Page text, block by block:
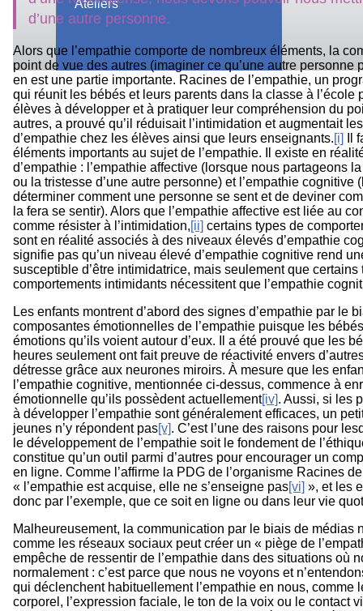
Ateliers
d’une autre personne.
Alors que l’empathie comporte de nombreux éléments, la
point de vue des autres (imaginer ce qu’une autre personne
en est une partie importante. Racines de l’empathie, un
qui réunit les bébés et leurs parents dans la classe à l’école
élèves à développer et à pratiquer leur compréhension du
autres, a prouvé qu’il réduisait l’intimidation et augmentait
d’empathie chez les élèves ainsi que leurs enseignants.[i]
Il
éléments importants au sujet de l’empathie. Il existe en
d’empathie : l’empathie affective (lorsque nous partageons
ou la tristesse d’une autre personne) et l’empathie cognitive
déterminer comment une personne se sent et de deviner
la fera se sentir). Alors que l’empathie affective est liée au
comme résister à l’intimidation,[ii] certains types de
sont en réalité associés à des niveaux élevés d’empathie
signifie pas qu’un niveau élevé d’empathie cognitive rend
susceptible d’être intimidatrice, mais seulement que certains
comportements intimidants nécessitent que l’empathie
Les enfants montrent d’abord des signes d’empathie par le
composantes émotionnelles de l’empathie puisque les
émotions qu’ils voient autour d’eux. Il a été prouvé que les
heures seulement ont fait preuve de réactivité envers
détresse grâce aux neurones miroirs. À mesure que les
l’empathie cognitive, mentionnée ci-dessus, commence à
émotionnelle qu’ils possèdent actuellement[iv]. Aussi, si les
à développer l’empathie sont généralement efficaces, un
jeunes n’y répondent pas[v]. C’est l’une des raisons pour
le développement de l’empathie soit le fondement de
constitue qu’un outil parmi d’autres pour encourager un
en ligne. Comme l’affirme la PDG de l’organisme Racines
« l’empathie est acquise, elle ne s’enseigne pas[vi] », et les
donc par l’exemple, que ce soit en ligne ou dans leur vie
Malheureusement, la communication par le biais de médias
comme les réseaux sociaux peut créer un « piège de
empêche de ressentir de l’empathie dans des situations où
normalement : c’est parce que nous ne voyons et
qui déclenchent habituellement l’empathie en nous, comme
corporel, l’expression faciale, le ton de la voix ou le contact